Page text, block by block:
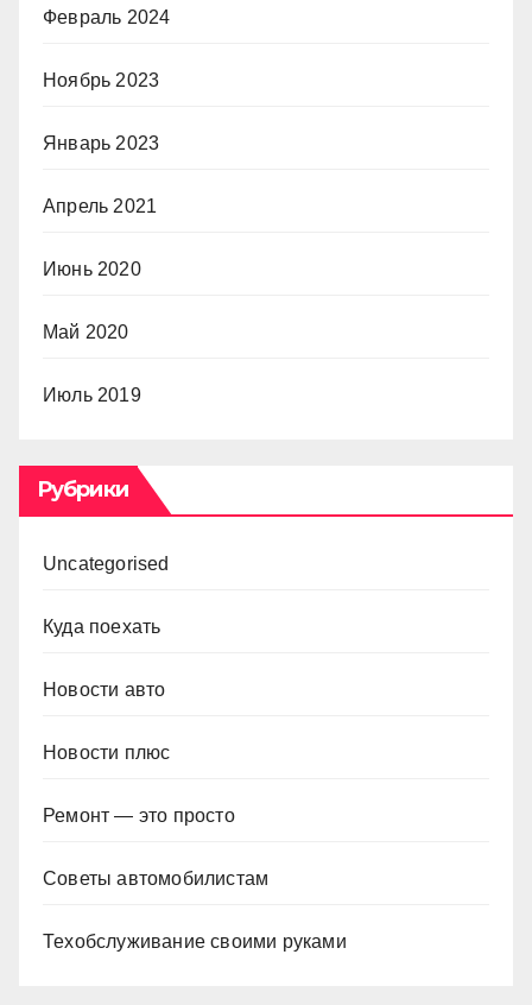
Февраль 2024
Ноябрь 2023
Январь 2023
Апрель 2021
Июнь 2020
Май 2020
Июль 2019
Рубрики
Uncategorised
Куда поехать
Новости авто
Новости плюс
Ремонт — это просто
Советы автомобилистам
Техобслуживание своими руками